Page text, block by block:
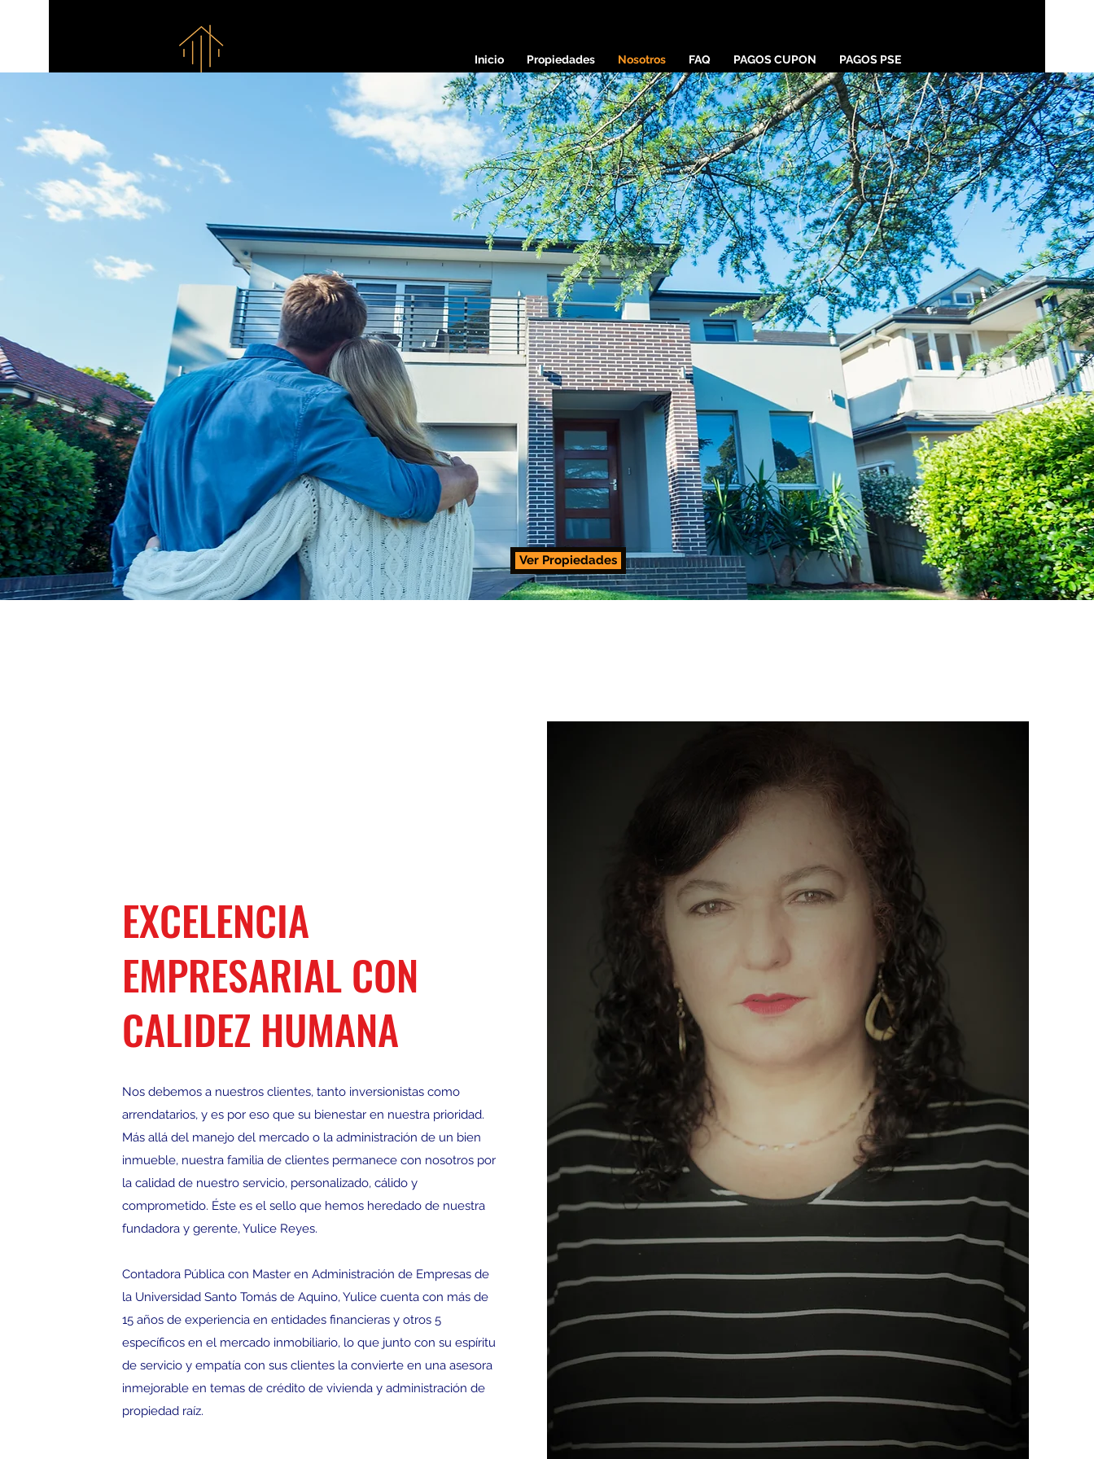
Inicio Propiedades Nosotros FAQ PAGOS CUPON PAGOS PSE
Ver Propiedades
EXCELENCIA
EMPRESARIAL CON
CALIDEZ HUMANA
Nos debemos a nuestros clientes, tanto inversionistas como
arrendatarios, y es por eso que su bienestar en nuestra prioridad.
Más allá del manejo del mercado o la administración de un bien
inmueble, nuestra familia de clientes permanece con nosotros por
la calidad de nuestro servicio, personalizado, cálido y
comprometido. Éste es el sello que hemos heredado de nuestra
fundadora y gerente, Yulice Reyes.
Contadora Pública con Master en Administración de Empresas de
la Universidad Santo Tomás de Aquino, Yulice cuenta con más de
15 años de experiencia en entidades financieras y otros 5
específicos en el mercado inmobiliario, lo que junto con su espíritu
de servicio y empatía con sus clientes la convierte en una asesora
inmejorable en temas de crédito de vivienda y administración de
propiedad raíz.